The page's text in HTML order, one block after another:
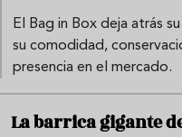
El Bag in Box deja atrás
su comodidad,
presencia en el mercado.
La barrica gigante